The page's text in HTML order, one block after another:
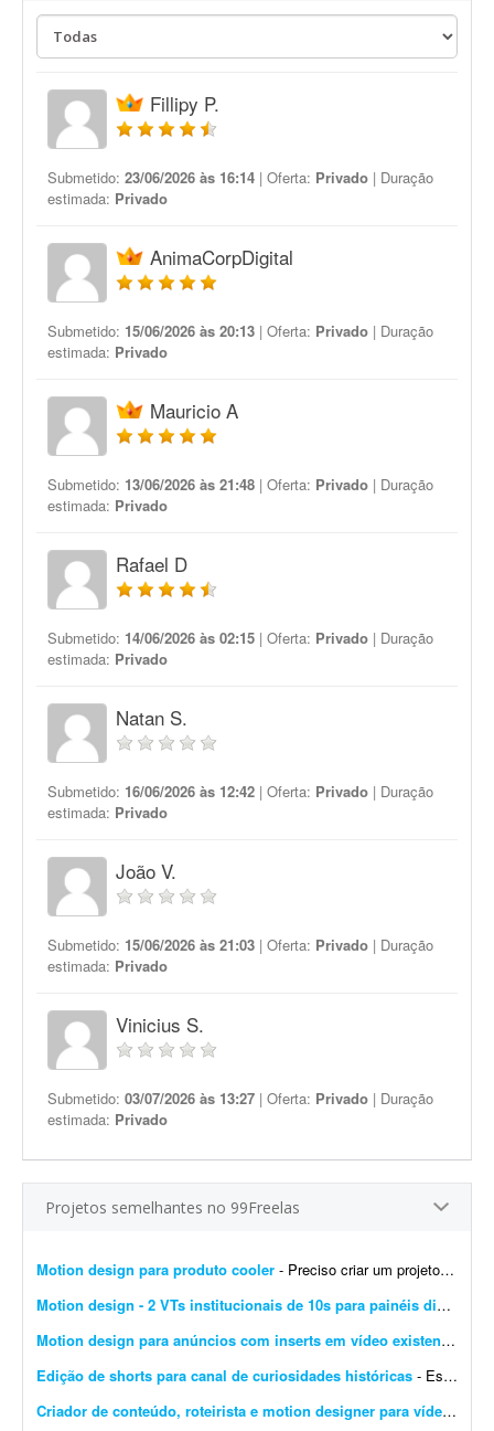
Fillipy P.
Submetido: 23/06/2026 às 16:14 | Oferta: Privado | Duração
estimada: Privado
AnimaCorpDigital
Submetido: 15/06/2026 às 20:13 | Oferta: Privado | Duração
estimada: Privado
Mauricio A
Submetido: 13/06/2026 às 21:48 | Oferta: Privado | Duração
estimada: Privado
Rafael D
Submetido: 14/06/2026 às 02:15 | Oferta: Privado | Duração
estimada: Privado
Natan S.
Submetido: 16/06/2026 às 12:42 | Oferta: Privado | Duração
estimada: Privado
João V.
Submetido: 15/06/2026 às 21:03 | Oferta: Privado | Duração
estimada: Privado
Vinicius S.
Submetido: 03/07/2026 às 13:27 | Oferta: Privado | Duração
estimada: Privado
Projetos semelhantes no 99Freelas
Motion design para produto cooler - Preciso criar um projeto de motion design para o produto cooler promocional. Link do produto: https://www.rampazzo.com.br/cooler-24latas-promocional
Motion design - 2 VTs institucionais de 10s para painéis digitais
Motion design para anúncios com inserts em vídeo existente (30-60s)
Edição de shorts para canal de curiosidades históricas - Estou criando um canal de YouTube Shorts no nicho de curiosidades históricas. Procuro um editor de vídeo para uma parceria mensal. Eu vou fornecer os roteiros prontos. O trabalho se...
Criador de conteúdo, roteirista e motion designer para vídeos de economia